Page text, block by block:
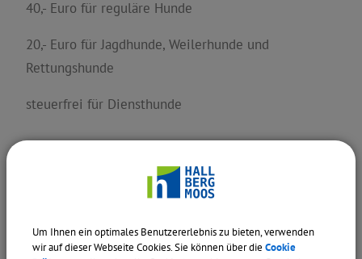
Feuerwerk
Fundsachen
Grundsteuerreform 2025
40,- Euro für reguläre Hunde
20,- Euro für Jagdhunde, Weilerhunde und
Rettungshunde
steuerfrei für Diensthunde
Verlust der Hundesteuermarke
Gebühr: 1,50 €
Um Ihnen ein optimales Benutzererlebnis zu bieten, verwenden
wir auf dieser Webseite Cookies. Sie können über die Cookie